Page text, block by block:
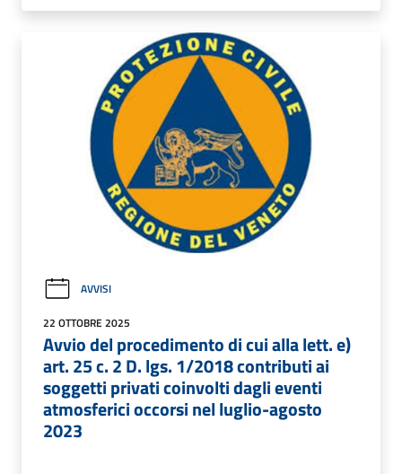
AVVISI
22 OTTOBRE 2025
Avvio del procedimento di cui alla lett. e)
art. 25 c. 2 D. lgs. 1/2018 contributi ai
soggetti privati coinvolti dagli eventi
atmosferici occorsi nel luglio-agosto
2023